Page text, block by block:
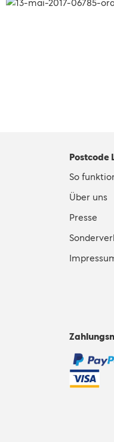
Postcode
So
Über uns
Presse